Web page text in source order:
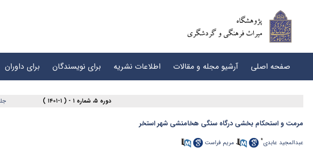
صفحه اصلی آرشیو مجله و مقالات اطلاعات نشریه برای نویسندگان برای داوران
دوره ۵، شماره ۱ - ( ۱-۱۴۰۱ ) جلد ۵ شماره
مرمت و استحکام بخشی درگاه سنگی هخامنشی شهر استخر
عبدالمجید عابدی* ، مریم فراست